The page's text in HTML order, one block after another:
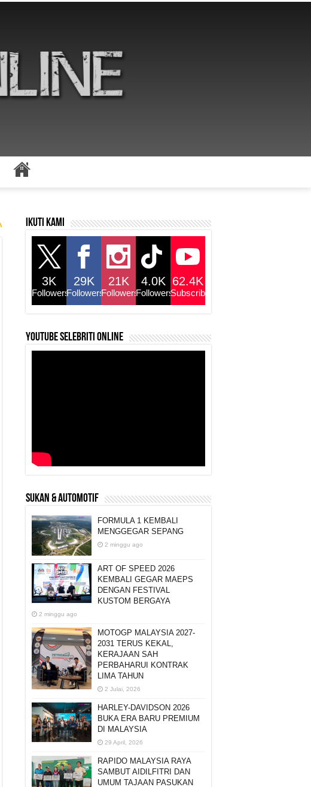
Ikuti kami
3K
Followers
29K
Followers
21K
Followers
4.0K
Followers
62.4K
Subscribers
YouTube selebriti online
SUKAN & AUTOMOTIF
FORMULA 1 KEMBALI
MENGGEGAR SEPANG
2 minggu ago
ART OF SPEED 2026
KEMBALI GEGAR MAEPS
DENGAN FESTIVAL
KUSTOM BERGAYA
2 minggu ago
MOTOGP MALAYSIA 2027-
2031 TERUS KEKAL,
KERAJAAN SAH
PERBAHARUI KONTRAK
LIMA TAHUN
2 Julai, 2026
HARLEY-DAVIDSON 2026
BUKA ERA BARU PREMIUM
DI MALAYSIA
29 April, 2026
RAPIDO MALAYSIA RAYA
SAMBUT AIDILFITRI DAN
UMUM TAJAAN PASUKAN